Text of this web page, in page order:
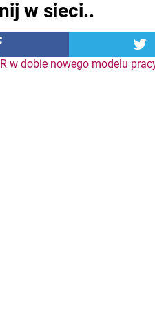
w sieci..
w dobie nowego modelu